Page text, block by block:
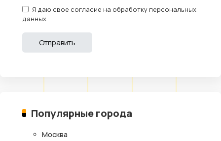
Я даю свое согласие на обработку персональных
данных
Популярные города
Москва